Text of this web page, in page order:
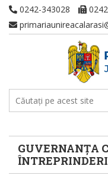
0242-343028
GUVERNANȚA